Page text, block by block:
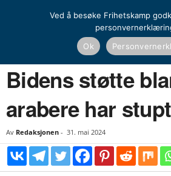
Bidens støtte blant arabere har
Bidens støtte
arabere har stupt
Av Redaksjonen - 31. mai 2024
Ved å besøke Frihetskamp
Ok